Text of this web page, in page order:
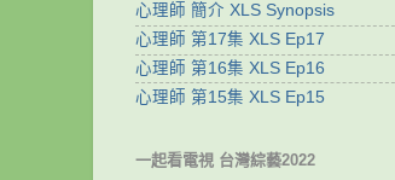
心理師 簡介 XLS Synopsis
心理師 第17集 XLS Ep17
心理師 第16集 XLS Ep16
心理師 第15集 XLS Ep15
一起看電視 台灣綜藝2022